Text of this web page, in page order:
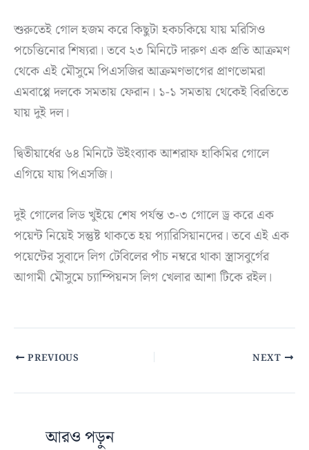
শুরুতেই গোল হজম করে কিছুটা হকচকিয়ে যায় মরিসিও
পচেত্তিনোর শিষ্যরা। তবে ২৩ মিনিটে দারুণ এক প্রতি আক্রমণ
থেকে এই মৌসুমে পিএসজির আক্রমণভাগের প্রাণভোমরা
এমবাপ্পে দলকে সমতায় ফেরান। ১-১ সমতায় থেকেই বিরতিতে
যায় দুই দল।
দ্বিতীয়ার্ধের ৬৪ মিনিটে উইংব্যাক আশরাফ হাকিমির গোলে
এগিয়ে যায় পিএসজি।
দুই গোলের লিড খুইয়ে শেষ পর্যন্ত ৩-৩ গোলে ড্র করে এক
পয়েন্ট নিয়েই সন্তুষ্ট থাকতে হয় প্যারিসিয়ানদের। তবে এই এক
পয়েন্টের সুবাদে লিগ টেবিলের পাঁচ নম্বরে থাকা স্ত্রাসবুর্গের
আগামী মৌসুমে চ্যাম্পিয়নস লিগ খেলার আশা টিকে রইল।
PREVIOUS NEXT
আরও পড়ুন